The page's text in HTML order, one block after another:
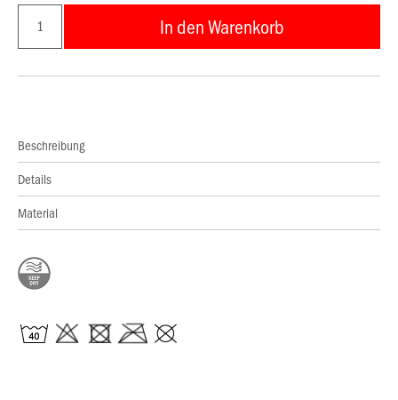
In den Warenkorb
Beschreibung
Details
Material